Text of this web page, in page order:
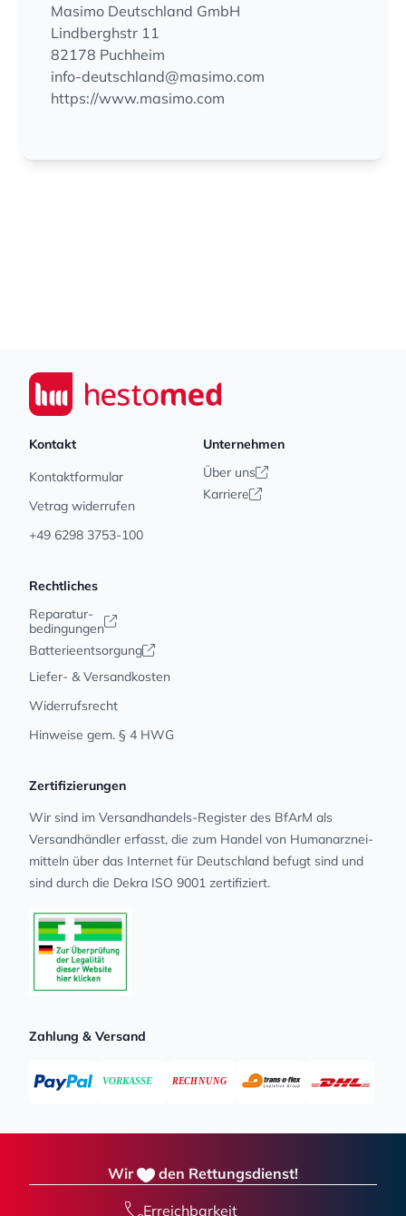
Masimo Deutschland GmbH
Lindberghstr 11
82178 Puchheim
info-deutschland@masimo.com
https://www.masimo.com
Seiwert GmbH
Kontakt
Kontaktformular
Vetrag widerrufen
+49 6298 3753-100
Unternehmen
Über uns
Karriere
Rechtliches
Reparatur-
bedingungen
Batterieentsorgung
Liefer- & Versandkosten
Widerrufsrecht
Hinweise gem. § 4 HWG
Zertifizierungen
Wir sind im Versandhandels-Register des BfArM als
Versandhändler erfasst, die zum Handel von Human­arz­nei­
mit­teln über das Internet für Deutschland befugt sind und
sind durch die Dekra ISO 9001 zertifiziert.
Zahlung & Versand
Wir den Rettungsdienst!
Erreichbarkeit